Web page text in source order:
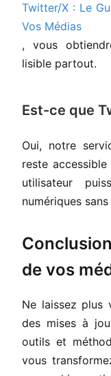
Twitter/X : Le
Vos Médias
, vous
lisible partout.
Est-ce que
Oui, notre
reste
utilisateur
numériques
de vos
Ne laissez plus
des mises à
outils et
vous